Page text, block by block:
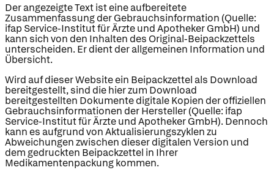
Der angezeigte Text ist eine aufbereitete
Zusammenfassung der Gebrauchsinformation (Quelle:
ifap Service-Institut für Ärzte und Apotheker GmbH) und
kann sich von den Inhalten des Original-Beipackzettels
unterscheiden. Er dient der allgemeinen Information und
Übersicht.
Wird auf dieser Website ein Beipackzettel als Download
bereitgestellt, sind die hier zum Download
bereitgestellten Dokumente digitale Kopien der offiziellen
Gebrauchsinformationen der Hersteller (Quelle: ifap
Service-Institut für Ärzte und Apotheker GmbH). Dennoch
kann es aufgrund von Aktualisierungszyklen zu
Abweichungen zwischen dieser digitalen Version und
dem gedruckten Beipackzettel in Ihrer
Medikamentenpackung kommen.